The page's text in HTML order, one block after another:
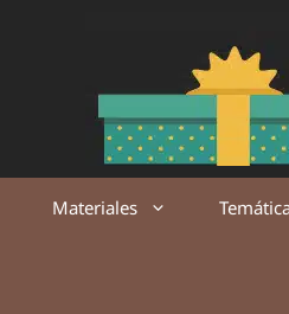
Materiales